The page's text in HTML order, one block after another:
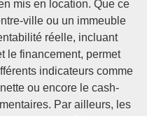
mis en location. Que ce
ville ou un immeuble
réelle, incluant
le financement, permet
indicateurs comme
ou encore le cash-
Par ailleurs, les